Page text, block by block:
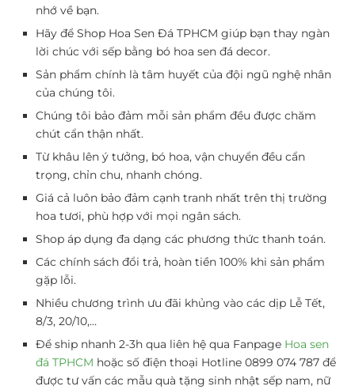
nhớ về bạn.
Hãy để Shop Hoa Sen Đá TPHCM giúp bạn thay ngàn
lời chúc với sếp bằng bó hoa sen đá decor.
Sản phẩm chính là tâm huyết của đội ngũ nghệ nhân
của chúng tôi.
Chúng tôi bảo đảm mỗi sản phẩm đều được chăm
chút cẩn thận nhất.
Từ khâu lên ý tưởng, bó hoa, vận chuyển đều cẩn
trọng, chỉn chu, nhanh chóng.
Giá cả luôn bảo đảm cạnh tranh nhất trên thị trường
hoa tươi, phù hợp với mọi ngân sách.
Shop áp dụng đa dạng các phương thức thanh toán.
Các chính sách đổi trả, hoàn tiền 100% khi sản phẩm
gặp lỗi.
Nhiều chương trình ưu đãi khủng vào các dịp Lễ Tết,
8/3, 20/10,…
Để ship nhanh 2-3h qua liên hệ qua Fanpage Hoa sen
đá TPHCM hoặc số điện thoại Hotline 0899 074 787 để
được tư vấn các mẫu quà tặng sinh nhật sếp nam, nữ